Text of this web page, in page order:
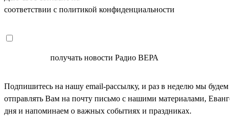
соответствии с политикой конфиденциальности
получать новости Радио ВЕРА
Подпишитесь на нашу email-рассылку, и раз в неделю мы будем
отправлять Вам на почту письмо с нашими материалами,
дня и напоминаем о важных событиях и праздниках.